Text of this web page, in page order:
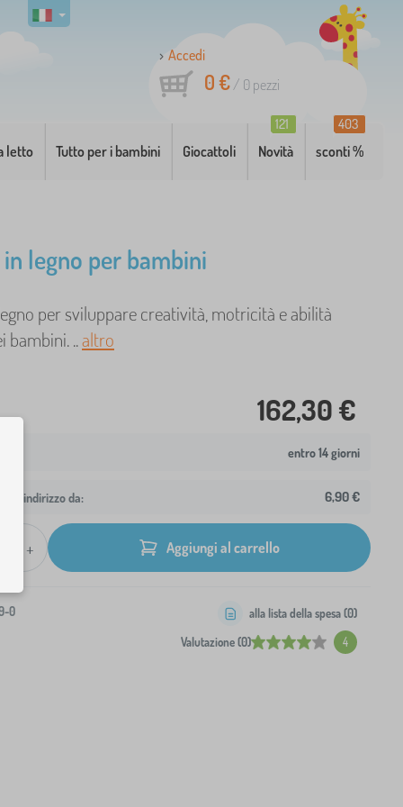
Accedi
0 €/ 0 pezzi
letto Tutto per i bambini Giocattoli Novità
121
sconti %
403
legno per bambini
per sviluppare creatività, motricità e abilità
bambini. ..altro
162,30 €
entro 14 giorni
tuo indirizzo da: 6,90 €
+ Aggiungi al carrello
0
Valutazione (0) 4
alla lista della spesa (0)